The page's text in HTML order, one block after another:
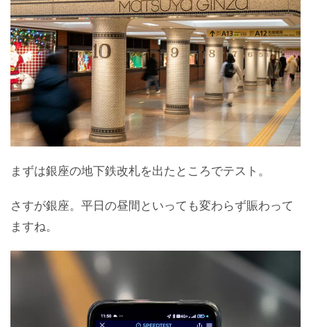
まずは銀座の地下鉄改札を出たところでテスト。
さすが銀座。平日の昼間といっても変わらず賑わって
ますね。